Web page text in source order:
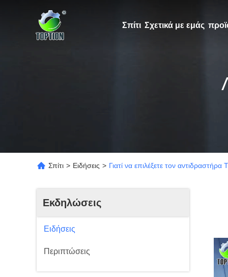
Σπίτι Σχετικά με εμάς
Σπίτι > Ειδήσεις > Γιατί να επιλέξετε τον
Εκδηλώσεις
Ειδήσεις
Περιπτώσεις